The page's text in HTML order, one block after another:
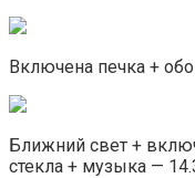
Включена печка +
Ближний свет +
стекла + музыка —